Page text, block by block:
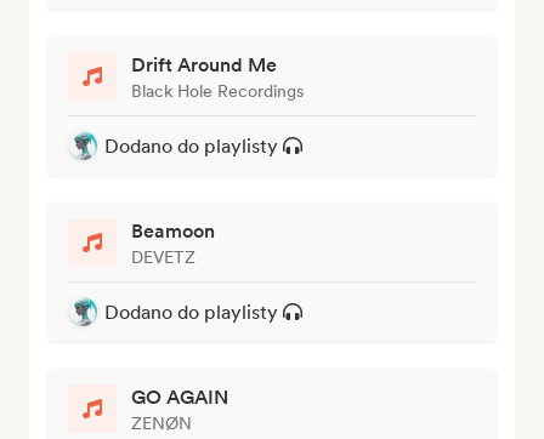
Drift Around Me
Black Hole Recordings
Dodano do playlisty
Beamoon
DEVETZ
Dodano do playlisty
GO AGAIN
ZENØN